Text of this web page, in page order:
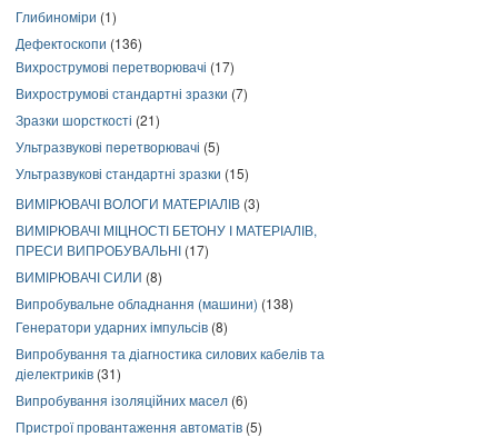
Глибиноміри (1)
Дефектоскопи (136)
Вихрострумові перетворювачі (17)
Вихрострумові стандартні зразки (7)
Зразки шорсткості (21)
Ультразвукові перетворювачі (5)
Ультразвукові стандартні зразки (15)
ВИМІРЮВАЧІ ВОЛОГИ МАТЕРІАЛІВ (3)
ВИМІРЮВАЧІ МІЦНОСТІ БЕТОНУ І МАТЕРІАЛІВ,
ПРЕСИ ВИПРОБУВАЛЬНІ (17)
ВИМІРЮВАЧІ СИЛИ (8)
Випробувальне обладнання (машини) (138)
Генератори ударних імпульсів (8)
Випробування та діагностика силових кабелів та
діелектриків (31)
Випробування ізоляційних масел (6)
Пристрої провантаження автоматів (5)